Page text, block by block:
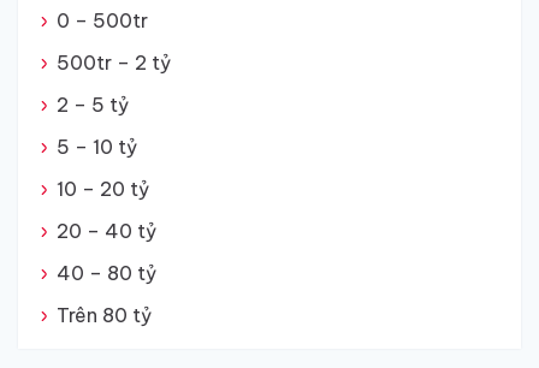
0 – 500tr
500tr – 2 tỷ
2 – 5 tỷ
5 – 10 tỷ
10 – 20 tỷ
20 – 40 tỷ
40 – 80 tỷ
Trên 80 tỷ